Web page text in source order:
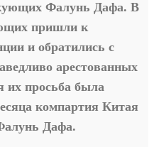
Фалунь Дафа. В
пришли к
и обратились с
арестованных
их просьба была
компартия Китая
Дафа.